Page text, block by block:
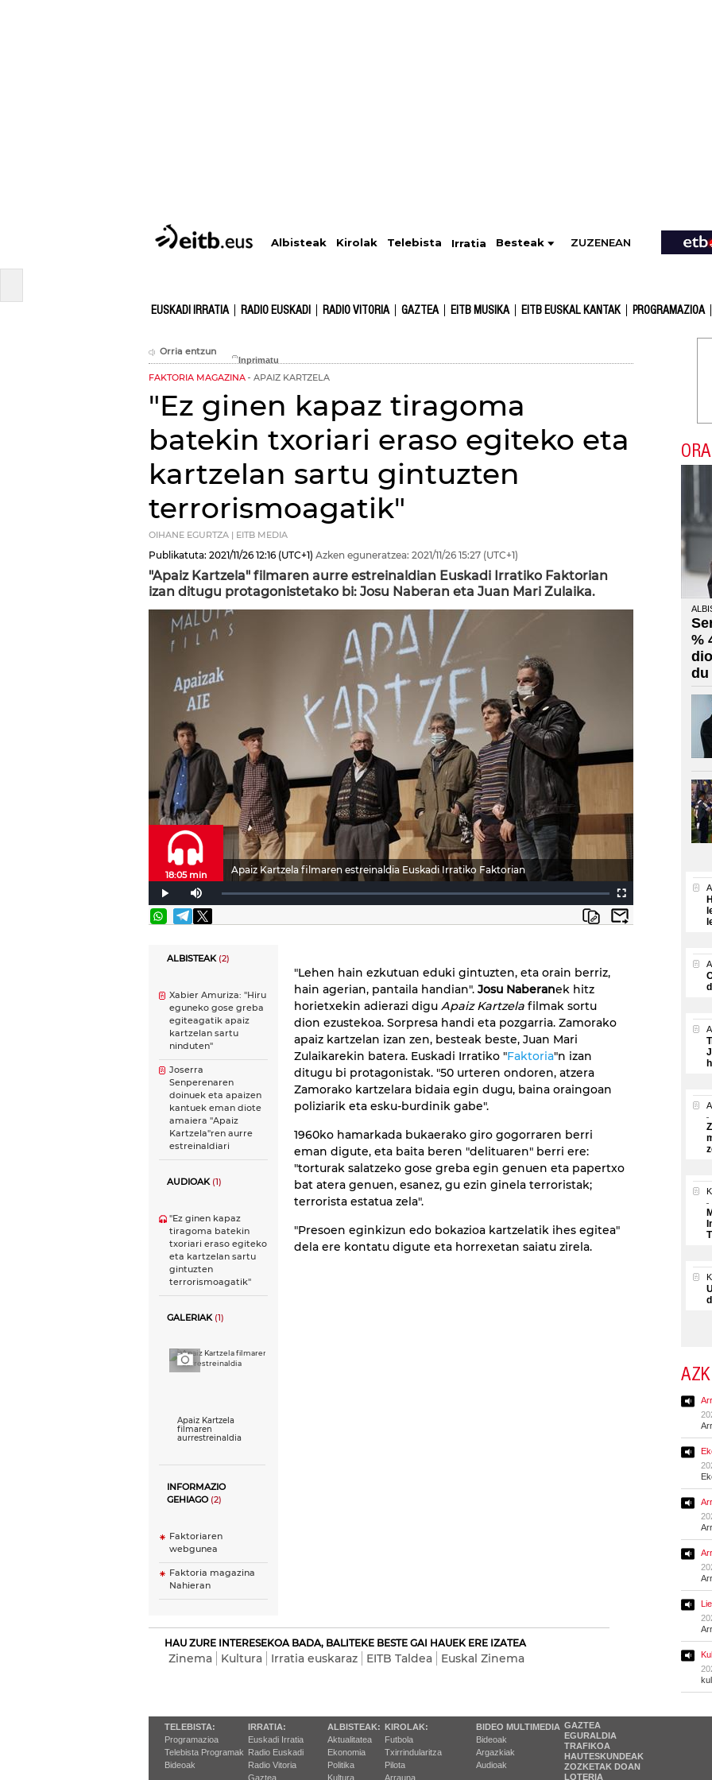
Albisteak Kirolak Telebista Irratia Besteak ZUZENEAN
EUSKADI IRRATIA RADIO EUSKADI RADIO VITORIA GAZTEA EITB MUSIKA EITB EUSKAL KANTAK PROGRAMAZIOA
Orria entzun
FAKTORIA MAGAZINA APAIZ KARTZELA
"Ez ginen kapaz tiragoma
batekin txoriari eraso egiteko eta
kartzelan sartu gintuzten
terrorismoagatik"
OIHANE EGURTZA | EITB MEDIA
Publikatuta: 2021/11/26 12:16 (UTC+1) Azken eguneratzea: 2021/11/26 15:27 (UTC+1)
"Apaiz Kartzela" filmaren aurre estreinaldian Euskadi Irratiko Faktorian
izan ditugu protagonistetako bi: Josu Naberan eta Juan Mari Zulaika.
Apaiz Kartzela filmaren estreinaldia Euskadi Irratiko Faktorian
18:05 min
ALBISTEAK(2)
Xabier Amuriza: "Hiru
eguneko gose greba
egiteagatik apaiz
kartzelan sartu
ninduten"
Joserra
Senperenaren
doinuek eta apaizen
kantuek eman diote
amaiera "Apaiz
Kartzela"ren aurre
estreinaldiari
AUDIOAK(1)
''Ez ginen kapaz
tiragoma batekin
txoriari eraso egiteko
eta kartzelan sartu
gintuzten
terrorismoagatik''
GALERIAK(1)
Apaiz Kartzela
filmaren
aurrestreinaldia
INFORMAZIO
GEHIAGO(2)
Faktoriaren
webgunea
Faktoria magazina
Nahieran
"Lehen hain ezkutuan eduki gintuzten, eta orain berriz,
hain agerian, pantaila handian". Josu Naberanek hitz
horietxekin adierazi digu Apaiz Kartzela filmak sortu
dion ezustekoa. Sorpresa handi eta pozgarria. Zamorako
apaiz kartzelan izan zen, besteak beste, Juan Mari
Zulaikarekin batera. Euskadi Irratiko "Faktoria"n izan
ditugu bi protagonistak. "50 urteren ondoren, atzera
Zamorako kartzelara bidaia egin dugu, baina oraingoan
poliziarik eta esku-burdinik gabe".
1960ko hamarkada bukaerako giro gogorraren berri
eman digute, eta baita beren "delituaren" berri ere:
"torturak salatzeko gose greba egin genuen eta papertxo
bat atera genuen, esanez, gu ezin ginela terroristak;
terrorista estatua zela".
"Presoen eginkizun edo bokazioa kartzelatik ihes egitea"
dela ere kontatu digute eta horrexetan saiatu zirela.
HAU ZURE INTERESEKOA BADA, BALITEKE BESTE GAI HAUEK ERE IZATEA
Zinema Kultura Irratia euskaraz EITB Taldea Euskal Zinema
%
du
TELEBISTA:
Programazioa
Telebista Programak
Bideoak
IRRATIA:
Euskadi Irratia
Radio Euskadi
Radio Vitoria
Gaztea
ALBISTEAK:
Aktualitatea
Ekonomia
Politika
Kultura
KIROLAK:
Futbola
Txirrindularitza
Pilota
Arrauna
BIDEO MULTIMEDIA
Bideoak
Argazkiak
Audioak
GAZTEA
EGURALDIA
TRAFIKOA
HAUTESKUNDEAK
ZOZKETAK DOAN
LOTERIA